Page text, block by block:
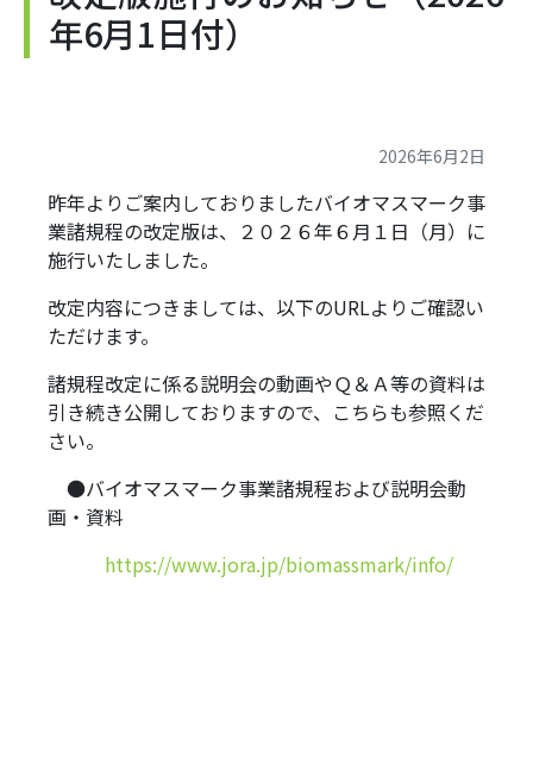
年6月1日付）
2026年6月2日
昨年よりご案内しておりましたバイオマスマーク事
業諸規程の改定版は、２０２６年６月１日（月）に
施行いたしました。
改定内容につきましては、以下のURLよりご確認い
ただけます。
諸規程改定に係る説明会の動画やＱ＆Ａ等の資料は
引き続き公開しておりますので、こちらも参照くだ
さい。
●バイオマスマーク事業諸規程および説明会動
画・資料
https://www.jora.jp/biomassmark/info/